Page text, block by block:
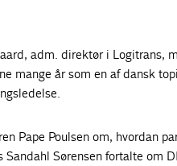
adm. direktør i Logitrans,
mange år som en af dansk
Pape Poulsen om, hvordan
Sandahl Sørensen fortalte om